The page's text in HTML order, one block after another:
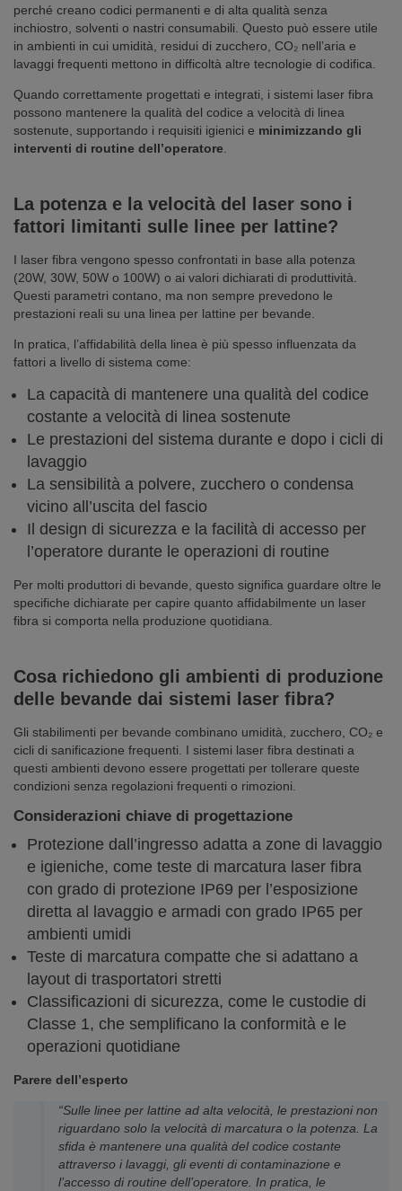
perché creano codici permanenti e di alta qualità senza
inchiostro, solventi o nastri consumabili. Questo può essere utile
in ambienti in cui umidità, residui di zucchero, CO₂ nell’aria e
lavaggi frequenti mettono in difficoltà altre tecnologie di codifica.
Quando correttamente progettati e integrati, i sistemi laser fibra
possono mantenere la qualità del codice a velocità di linea
sostenute, supportando i requisiti igienici e minimizzando gli
interventi di routine dell’operatore
La potenza e la velocità del laser sono i
fattori limitanti sulle linee per lattine?
I laser fibra vengono spesso confrontati in base alla potenza
(20W, 30W, 50W o 100W) o ai valori dichiarati di produttività.
Questi parametri contano, ma non sempre prevedono le
prestazioni reali su una linea per lattine per bevande.
In pratica, l’affidabilità della linea è più spesso influenzata da
fattori a livello di sistema come:
La capacità di mantenere una qualità del codice
costante a velocità di linea sostenute
Le prestazioni del sistema durante e dopo i cicli di
lavaggio
La sensibilità a polvere, zucchero o condensa
vicino all’uscita del fascio
Il design di sicurezza e la facilità di accesso per
l’operatore durante le operazioni di routine
Per molti produttori di bevande, questo significa guardare oltre le
specifiche dichiarate per capire quanto affidabilmente un laser
fibra si comporta nella produzione quotidiana.
Cosa richiedono gli ambienti di produzione
delle bevande dai sistemi laser fibra?
Gli stabilimenti per bevande combinano umidità, zucchero, CO₂ e
cicli di sanificazione frequenti. I sistemi laser fibra destinati a
questi ambienti devono essere progettati per tollerare queste
condizioni senza regolazioni frequenti o rimozioni.
Considerazioni chiave di progettazione
Protezione dall’ingresso adatta a zone di lavaggio
e igieniche, come teste di marcatura laser fibra
con grado di protezione IP69 per l’esposizione
diretta al lavaggio e armadi con grado IP65 per
ambienti umidi
Teste di marcatura compatte che si adattano a
layout di trasportatori stretti
Classificazioni di sicurezza, come le custodie di
Classe 1, che semplificano la conformità e le
operazioni quotidiane
Parere dell’esperto
“Sulle linee per lattine ad alta velocità, le prestazioni non
riguardano solo la velocità di marcatura o la potenza. La
sfida è mantenere una qualità del codice costante
attraverso i lavaggi, gli eventi di contaminazione e
l’accesso di routine dell’operatore. In pratica, le